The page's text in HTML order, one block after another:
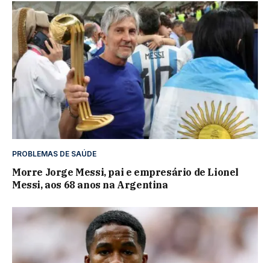
PROBLEMAS DE SAÚDE
Morre Jorge Messi, pai e empresário de Lionel
Messi, aos 68 anos na Argentina